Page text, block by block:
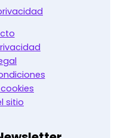
sitio